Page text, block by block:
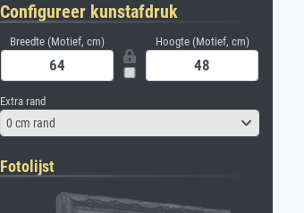
Configureer kunstafdruk
Breedte (Motief, cm) Hoogte (Motief, cm)
Extra rand
0 cm rand
Fotolijst